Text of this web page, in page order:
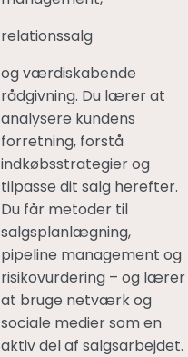
relationssalg
og værdiskabende
rådgivning. Du lærer at
analysere kundens
forretning, forstå
indkøbsstrategier og
tilpasse dit salg herefter.
Du får metoder til
salgsplanlægning,
pipeline management og
risikovurdering – og lærer
at bruge netværk og
sociale medier som en
aktiv del af salgsarbejdet.